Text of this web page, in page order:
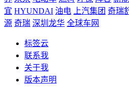
宜 HYUNDAI 油电 上汽集团 奇瑞
源 奇瑞 深圳龙华 全球车网
标签云
联系我
关于我
版本声明